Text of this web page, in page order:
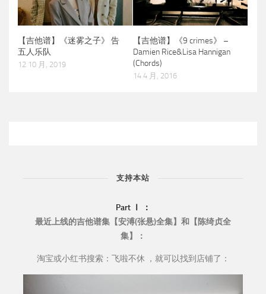
【吉他谱】《迷雾之子》 告
五人乐队
12 10 月, 2019
【吉他谱】《9 crimes》 –
Damien Rice&Lisa Hannigan
(Chords)
14 4 月, 2016
支持本站
Part Ⅰ ：
最近上线的吉他谱集【安溥(张悬)全集】和【陈绮贞全
集】：
淘宝或小红书搜索：飞啦不休 ，就可以找到店铺了：